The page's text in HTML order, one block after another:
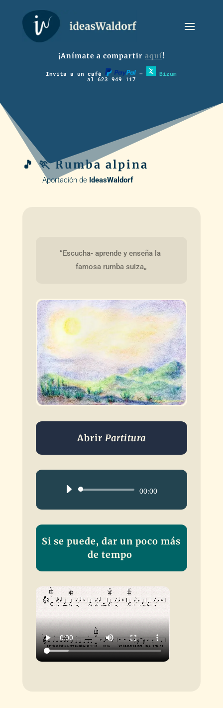
¡Anímate a compartir aquí!
Invita a un café – Bizum
al 623 949 117
🎵 🏃 Rumba alpina
Aportación de IdeasWaldorf
“Escucha- aprende y enseña la
famosa rumba suiza„
Abrir Partitura
Reproductor00:00
Si se puede, dar un poco más
de tempo